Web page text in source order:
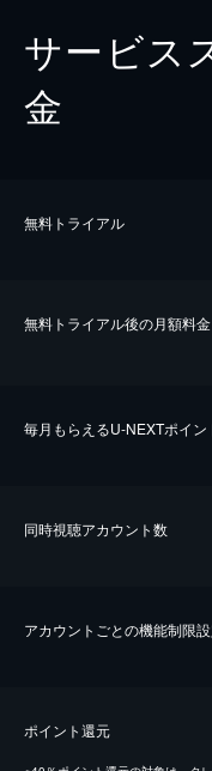
サービス
金
無料トライアル
無料トライアル後の⽉額料金
毎⽉もらえるU-NEXTポイン
同時視聴アカウント数
アカウントごとの機能制限
ポイント還元